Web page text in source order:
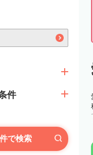
件
で検索